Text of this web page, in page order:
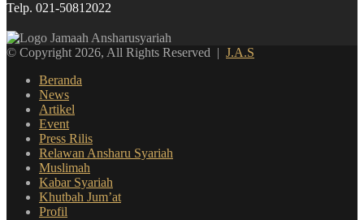
Telp. 021-50812022
© Copyright 2026, All Rights Reserved | J.A.S
Beranda
News
Artikel
Event
Press Rilis
Relawan Ansharu Syariah
Muslimah
Kabar Syariah
Khutbah Jum’at
Profil